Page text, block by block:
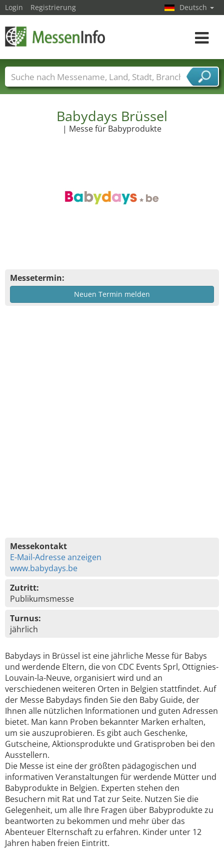
Babydays Brüssel
| Messe für Babyprodukte
Messetermin:
Neuen Termin melden
Messekontakt
E-Mail-Adresse anzeigen
www.babydays.be
Zutritt:
Publikumsmesse
Turnus:
jährlich
Babydays in Brüssel ist eine jährliche Messe für Babys
und werdende Eltern, die von CDC Events Sprl, Ottignies-
Louvain-la-Neuve, organisiert wird und an
verschiedenen weiteren Orten in Belgien stattfindet. Auf
der Messe Babydays finden Sie den Baby Guide, der
Ihnen alle nützlichen Informationen und guten Adressen
bietet. Man kann Proben bekannter Marken erhalten,
um sie auszuprobieren. Es gibt auch Geschenke,
Gutscheine, Aktionsprodukte und Gratisproben bei den
Ausstellern.
Die Messe ist eine der größten pädagogischen und
informativen Veranstaltungen für werdende Mütter und
Babyprodukte in Belgien. Experten stehen den
Besuchern mit Rat und Tat zur Seite. Nutzen Sie die
Gelegenheit, um alle Ihre Fragen über Babyprodukte zu
beantworten zu bekommen und mehr über das
Abenteuer Elternschaft zu erfahren. Kinder unter 12
Jahren haben freien Eintritt.
Login Registrierung Deutsch
Toggle
Messenamen Länder Städte
Branchen